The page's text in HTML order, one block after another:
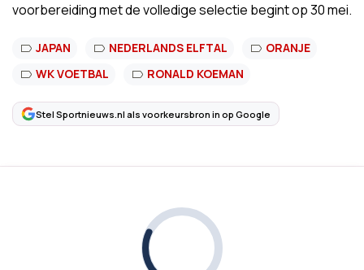
voorbereiding met de volledige selectie begint op 30 mei.
JAPAN NEDERLANDS ELFTAL
ORANJE
WK VOETBAL
RONALD KOEMAN
Stel Sportnieuws.nl als voorkeursbron in op Google